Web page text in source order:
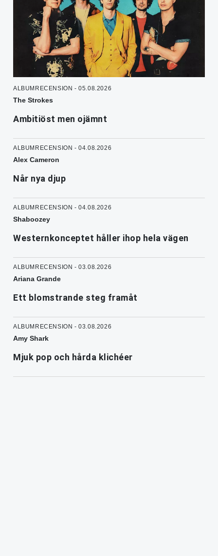
ALBUMRECENSION - 05.08.2026
The Strokes
Ambitiöst men ojämnt
ALBUMRECENSION - 04.08.2026
Alex Cameron
Når nya djup
ALBUMRECENSION - 04.08.2026
Shaboozey
Westernkonceptet håller ihop hela vägen
ALBUMRECENSION - 03.08.2026
Ariana Grande
Ett blomstrande steg framåt
ALBUMRECENSION - 03.08.2026
Amy Shark
Mjuk pop och hårda klichéer